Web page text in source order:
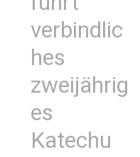
verbindlic
hes
zweijährig
es
Katechu